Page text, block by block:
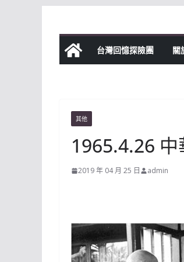
content
台灣回憶探險團 關
其他
1965.4.26
2019 年 04 月 25 日 admin